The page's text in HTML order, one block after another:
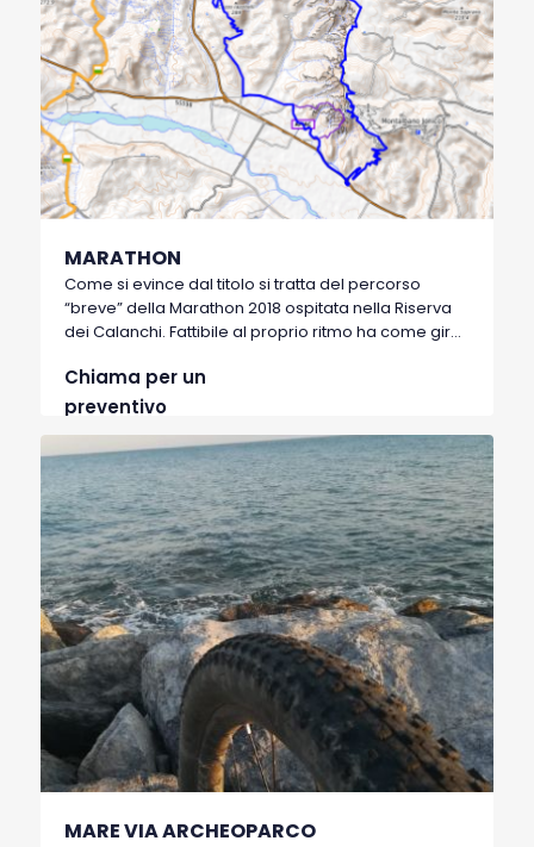
MARATHON
Come si evince dal titolo si tratta del percorso
“breve” della Marathon 2018 ospitata nella Riserva
dei Calanchi. Fattibile al proprio ritmo ha come giro
salite tecniche e discese impegnative. Consigliabile
memorizzare come punto d’acqua intermedio la
Chiama per un
preventivo
MARE VIA ARCHEOPARCO